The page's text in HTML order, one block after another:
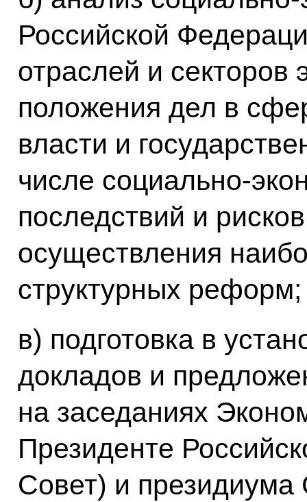
Российской
отраслей и секторов
положения дел в
власти и
числе социально-
последствий и
осуществления
структурных реформ;
в) подготовка в
докладов и
на заседаниях
Президенте
Совет) и президиума